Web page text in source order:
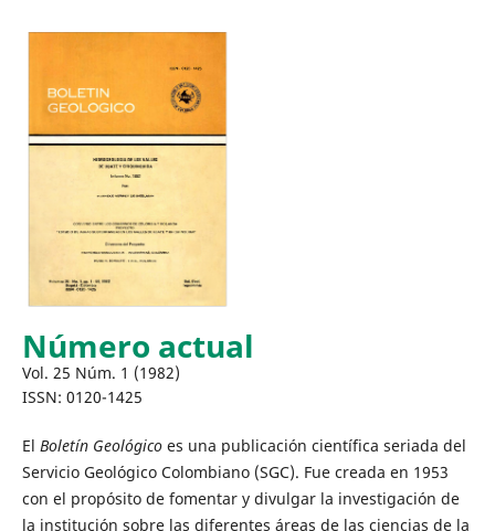
Número actual
Vol. 25 Núm. 1 (1982)
ISSN: 0120-1425
El Boletín Geológicoes una publicación científica seriada del
Servicio Geológico Colombiano (SGC). Fue creada en 1953
con el propósito de fomentar y divulgar la investigación de
la institución sobre las diferentes áreas de las ciencias de la